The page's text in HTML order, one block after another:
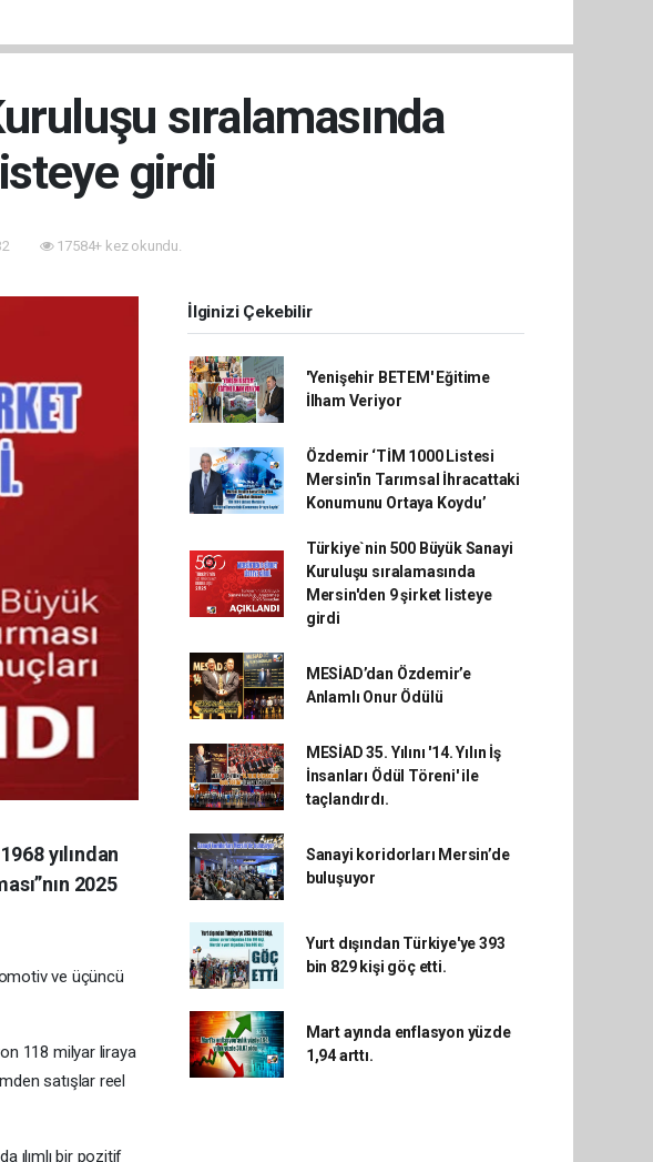
sıralamasında
girdi
17584+ kez okundu.
yılından
2025
ve üçüncü
118 milyar liraya
satışlar reel
ılımlı bir pozitif
İlginizi Çekebilir
'Yenişehir BETEM' Eğitime
İlham Veriyor
Özdemir ‘TİM 1000 Listesi
Mersin'in Tarımsal İhracattaki
Konumunu Ortaya Koydu’
Türkiye`nin 500 Büyük Sanayi
Kuruluşu sıralamasında
Mersin'den 9 şirket listeye
girdi
MESİAD’dan Özdemir’e
Anlamlı Onur Ödülü
MESİAD 35. Yılını '14. Yılın İş
İnsanları Ödül Töreni' ile
taçlandırdı.
Sanayi koridorları Mersin’de
buluşuyor
Yurt dışından Türkiye'ye 393
bin 829 kişi göç etti.
Mart ayında enflasyon yüzde
1,94 arttı.